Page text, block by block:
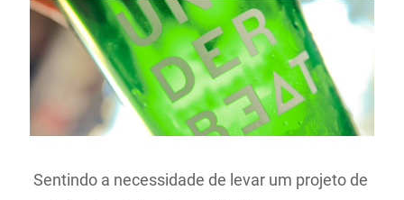
Sentindo a necessidade de levar um projeto de